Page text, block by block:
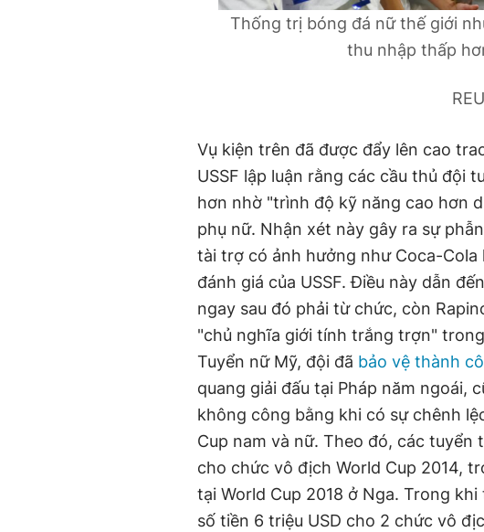
Thống trị bóng đá nữ thế giới
thu nhập thấp
Vụ kiện trên đã được đẩy lên cao
USSF lập luận rằng các cầu thủ đội
hơn nhờ "trình độ kỹ năng cao hơn
phụ nữ. Nhận xét này gây ra sự
tài trợ có ảnh hưởng như Coca-
đánh giá của USSF. Điều này dẫn
ngay sau đó phải từ chức, còn
"chủ nghĩa giới tính trắng trợn"
Tuyển nữ Mỹ, đội đã bảo vệ thành
quang giải đấu tại Pháp năm ngoái,
không công bằng khi có sự chênh
Cup nam và nữ. Theo đó, các
cho chức vô địch World Cup 2014,
tại World Cup 2018 ở Nga. Trong
số tiền 6 triệu USD cho 2 chức vô